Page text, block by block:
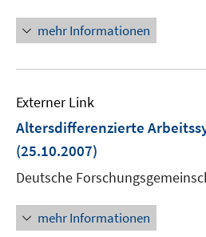
mehr Informationen
Externer Link
Altersdifferenzierte
(25.10.2007)
Deutsche
mehr Informationen